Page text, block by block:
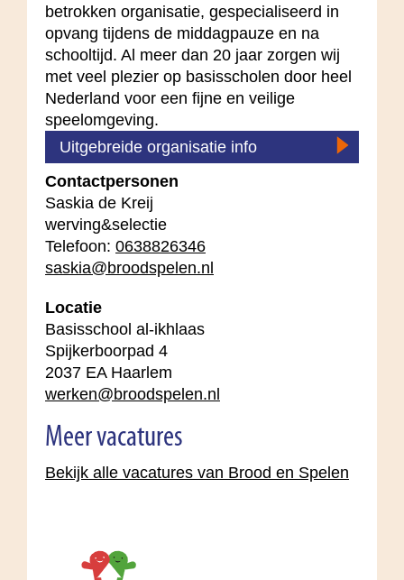
betrokken organisatie, gespecialiseerd in
opvang tijdens de middagpauze en na
schooltijd. Al meer dan 20 jaar zorgen wij
met veel plezier op basisscholen door heel
Nederland voor een fijne en veilige
speelomgeving.
Uitgebreide organisatie info
Contactpersonen
Saskia de Kreij
werving&selectie
Telefoon: 0638826346
saskia@broodspelen.nl
Locatie
Basisschool al-ikhlaas
Spijkerboorpad 4
2037 EA Haarlem
werken@broodspelen.nl
Meer vacatures
Bekijk alle vacatures van Brood en Spelen